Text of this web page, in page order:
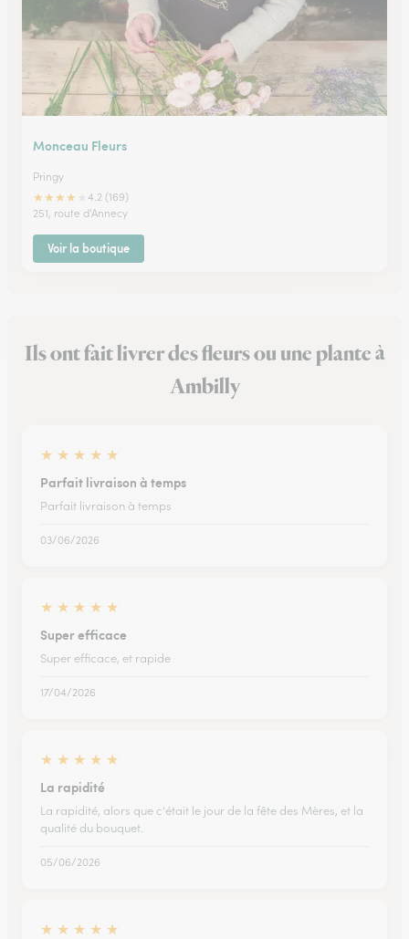
Monceau Fleurs
Pringy
★★★★
4.2 (169)
251, route d'Annecy
Voir la boutique
Ils ont fait livrer des fleurs ou une plante à
Ambilly
★ ★ ★ ★ ★
Parfait livraison à temps
Parfait livraison à temps
03/06/2026
★ ★ ★ ★ ★
Super efficace
Super efficace, et rapide
17/04/2026
★ ★ ★ ★ ★
La rapidité
La rapidité, alors que c'était le jour de la fête des Mères, et la
qualité du bouquet.
05/06/2026
★ ★ ★ ★ ★